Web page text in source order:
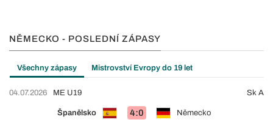
NĚMECKO - POSLEDNÍ ZÁPASY
Všechny zápasy Mistrovství Evropy do 19 let
04.07.2026
Španělsko 4:0 Německo
ME U19 Sk A